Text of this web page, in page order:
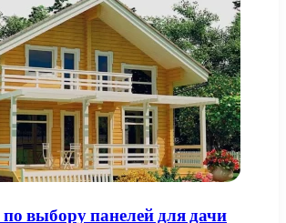
выбору панелей для дачи